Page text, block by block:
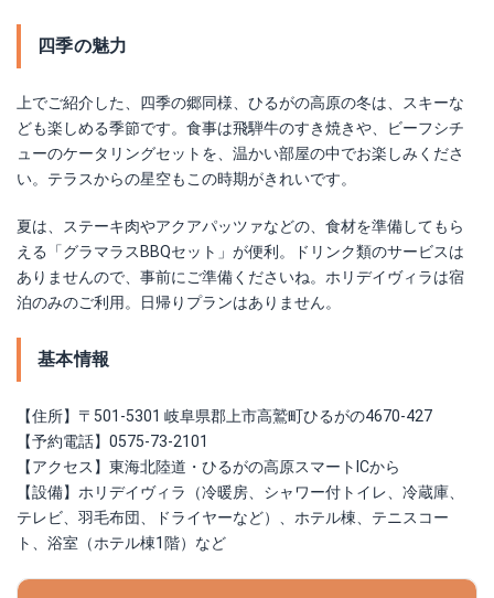
四季の魅力
上でご紹介した、四季の郷同様、ひるがの高原の冬は、スキーな
ども楽しめる季節です。食事は飛騨牛のすき焼きや、ビーフシチ
ューのケータリングセットを、温かい部屋の中でお楽しみくださ
い。テラスからの星空もこの時期がきれいです。
夏は、ステーキ肉やアクアパッツァなどの、食材を準備してもら
える「グラマラスBBQセット」が便利。ドリンク類のサービスは
ありませんので、事前にご準備くださいね。ホリデイヴィラは宿
泊のみのご利用。日帰りプランはありません。
基本情報
【住所】〒501-5301 岐阜県郡上市高鷲町ひるがの4670-427
【予約電話】0575-73-2101
【アクセス】東海北陸道・ひるがの高原スマートICから
【設備】ホリデイヴィラ（冷暖房、シャワー付トイレ、冷蔵庫、
テレビ、羽毛布団、ドライヤーなど）、ホテル棟、テニスコー
ト、浴室（ホテル棟1階）など